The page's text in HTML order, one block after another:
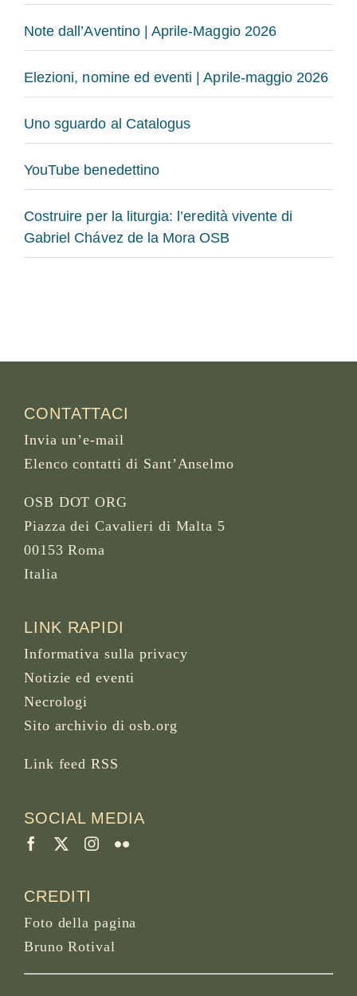
Note dall’Aventino | Aprile-Maggio 2026
Elezioni, nomine ed eventi | Aprile-maggio 2026
Uno sguardo al Catalogus
YouTube benedettino
Costruire per la liturgia: l’eredità vivente di
Gabriel Chávez de la Mora OSB
CONTATTACI
Invia un’e-mail
Elenco contatti di Sant’Anselmo
OSB DOT ORG
Piazza dei Cavalieri di Malta 5
00153 Roma
Italia
LINK RAPIDI
Informativa sulla privacy
Notizie ed eventi
Necrologi
Sito archivio di osb.org
Link feed RSS
SOCIAL MEDIA
CREDITI
Foto della pagina
Bruno Rotival